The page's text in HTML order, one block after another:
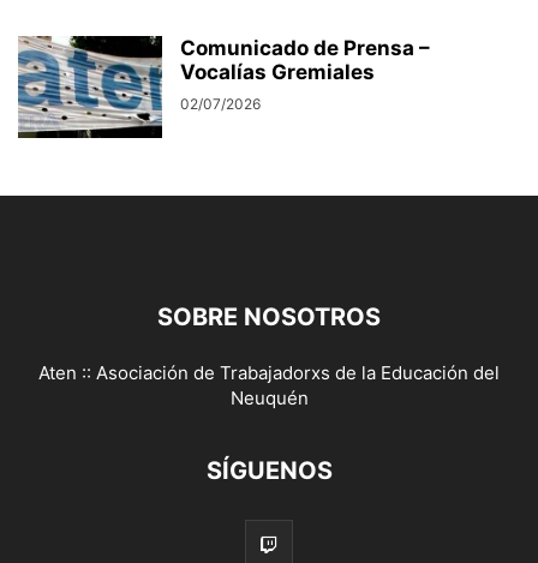
Comunicado de Prensa –
Vocalías Gremiales
02/07/2026
SOBRE NOSOTROS
Aten :: Asociación de Trabajadorxs de la Educación del
Neuquén
SÍGUENOS